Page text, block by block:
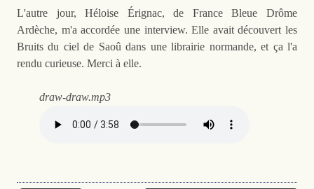
L'autre jour, Héloise Érignac, de France Bleue Drôme
Ardèche, m'a accordée une interview. Elle avait découvert les
Bruits du ciel de Saoû dans une librairie normande, et ça l'a
rendu curieuse. Merci à elle.
draw-draw.mp3